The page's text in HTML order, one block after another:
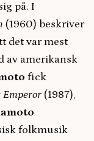
på. I
(1960) beskriver
det var mest
av amerikansk
fick
Emperor (1987),
folkmusik